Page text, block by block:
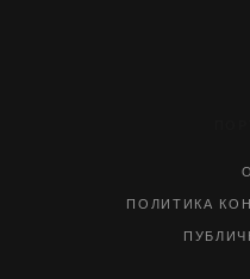
ПОЛИТИКА